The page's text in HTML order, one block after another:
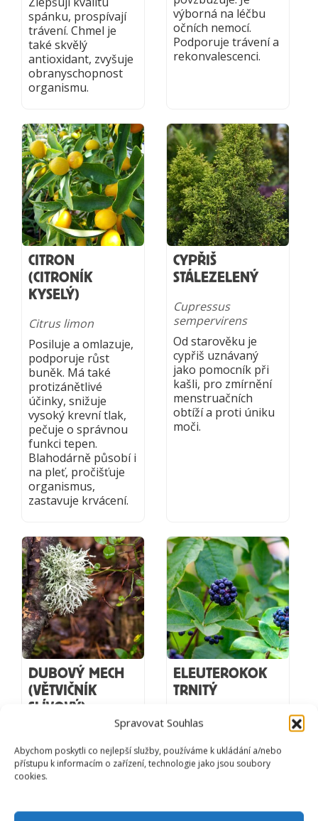
Spravovat Souhlas
Abychom poskytli co nejlepší služby, používáme k ukládání a/nebo
přístupu k informacím o zařízení, technologie jako jsou soubory
cookies.
spánku, prospívají
trávení. Chmel je
také skvělý
antioxidant, zvyšuje
obranyschopnost
organismu.
výborná na léčbu
očních nemocí.
Podporuje trávení a
rekonvalescenci.
CITRON
(CITRONÍK
KYSELÝ)
Citrus limon
Posiluje a omlazuje,
podporuje růst
buněk. Má také
protizánětlivé
účinky, snižuje
vysoký krevní tlak,
pečuje o správnou
funkci tepen.
Blahodárně působí i
na pleť, pročišťuje
organismus,
zastavuje krvácení.
CYPŘIŠ
STÁLEZELENÝ
Cupressus
sempervirens
Od starověku je
cypřiš uznávaný
jako pomocník při
kašli, pro zmírnění
menstruačních
obtíží a proti úniku
moči.
DUBOVÝ MECH
(VĚTVIČNÍK
SLÍVOVÝ)
Indiáni ho používají
k léčení problémů s
kašli u dětí,
ELEUTEROKOK
TRNITÝ
Eleutherococcus
Posiluje imunitu i
psychickou
snižuje cukr v krvi,